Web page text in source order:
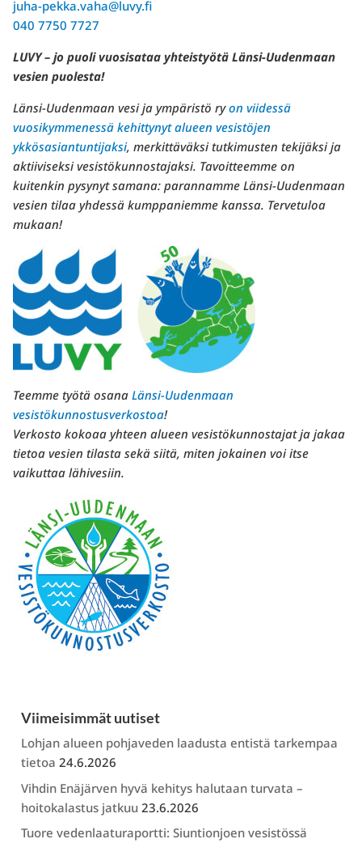
juha-pekka.vaha@luvy.fi
040 7750 7727
LUVY – jo puoli vuosisataa yhteistyötä Länsi-Uudenmaan
vesien puolesta!
Länsi-Uudenmaan vesi ja ympäristö ryon viidessä
vuosikymmenessä kehittynyt alueen vesistöjen
ykkösasiantuntijaksi, merkittäväksi tutkimusten tekijäksi ja
aktiiviseksi vesistökunnostajaksi. Tavoitteemme on
kuitenkin pysynyt samana: parannamme Länsi-Uudenmaan
vesien tilaa yhdessä kumppaniemme kanssa. Tervetuloa
mukaan!
Teemme työtä osana Länsi-Uudenmaan
vesistökunnostusverkostoa!
Verkosto kokoaa yhteen alueen vesistökunnostajat ja jakaa
tietoa vesien tilasta sekä siitä, miten jokainen voi itse
vaikuttaa lähivesiin.
Viimeisimmät uutiset
Lohjan alueen pohjaveden laadusta entistä tarkempaa
tietoa 24.6.2026
Vihdin Enäjärven hyvä kehitys halutaan turvata –
hoitokalastus jatkuu 23.6.2026
Tuore vedenlaaturaportti: Siuntionjoen vesistössä